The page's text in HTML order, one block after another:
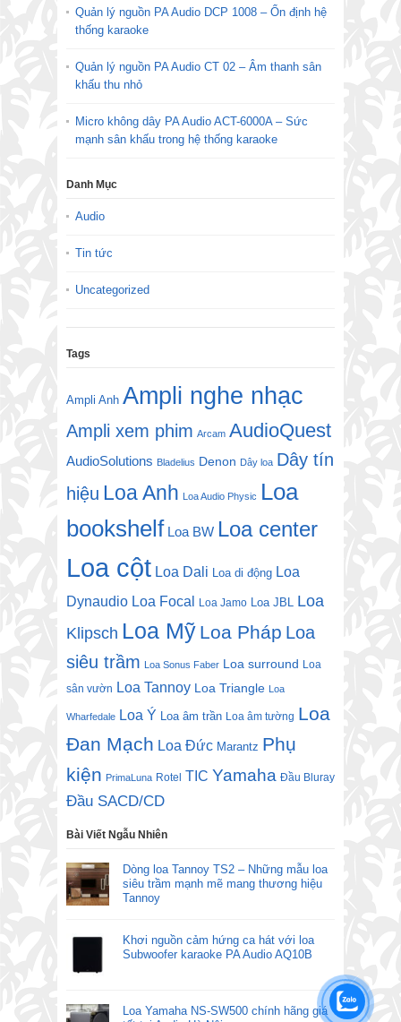
Quản lý nguồn PA Audio DCP 1008 – Ổn định hệ
thống karaoke
Quản lý nguồn PA Audio CT 02 – Âm thanh sân
khấu thu nhỏ
Micro không dây PA Audio ACT-6000A – Sức
mạnh sân khấu trong hệ thống karaoke
Danh Mục
Audio
Tin tức
Uncategorized
Tags
Ampli Anh Ampli nghe nhạc
Ampli xem phim Arcam AudioQuest
AudioSolutions Bladelius Denon Dây loa Dây tín
hiệu Loa Anh Loa Audio Physic Loa
bookshelf Loa BW Loa center
Loa cột Loa Dali Loa di động Loa
Dynaudio Loa Focal Loa Jamo Loa JBL
Loa
Klipsch Loa Mỹ Loa Pháp Loa
siêu trầm Loa Sonus Faber Loa surround Loa
sân vườn Loa Tannoy Loa Triangle Loa
Wharfedale Loa Ý Loa âm trần Loa âm tường Loa
Đan Mạch Loa Đức Marantz Phụ
kiện PrimaLuna Rotel TIC Yamaha Đầu Bluray
Đầu SACD/CD
Bài Viết Ngẫu Nhiên
Dòng loa Tannoy TS2 – Những mẫu loa
siêu trầm mạnh mẽ mang thương hiệu
Tannoy
Khơi nguồn cảm hứng ca hát với loa
Subwoofer karaoke PA Audio AQ10B
Loa Yamaha NS-SW500 chính hãng giá